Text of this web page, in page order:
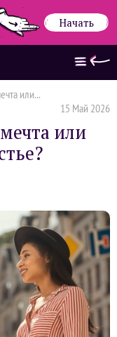
Начать
или...
15 Май 2026
или